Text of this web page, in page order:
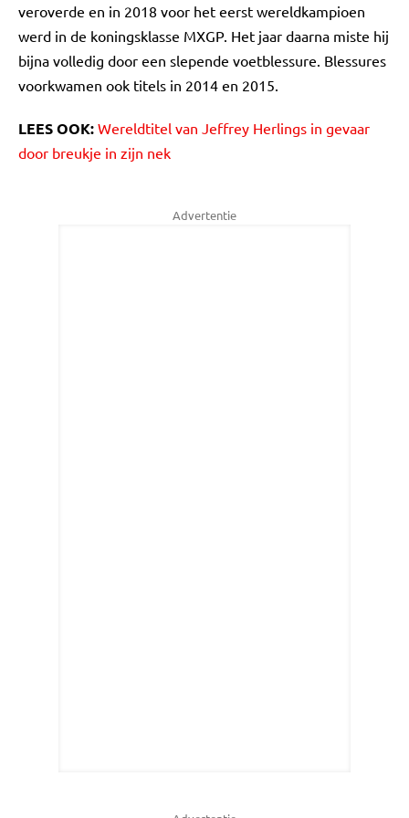
veroverde en in 2018 voor het eerst wereldkampioen
werd in de koningsklasse MXGP. Het jaar daarna miste hij
bijna volledig door een slepende voetblessure. Blessures
voorkwamen ook titels in 2014 en 2015.
LEES OOK: Wereldtitel van Jeffrey Herlings in gevaar
door breukje in zijn nek
Advertentie